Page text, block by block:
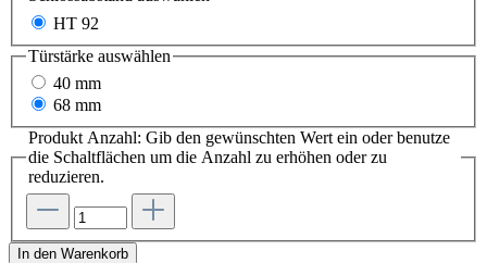
HT 92
Türstärke auswählen
40 mm
68 mm
Produkt Anzahl: Gib den gewünschten Wert ein oder benutze
die Schaltflächen um die Anzahl zu erhöhen oder zu
reduzieren.
In den Warenkorb